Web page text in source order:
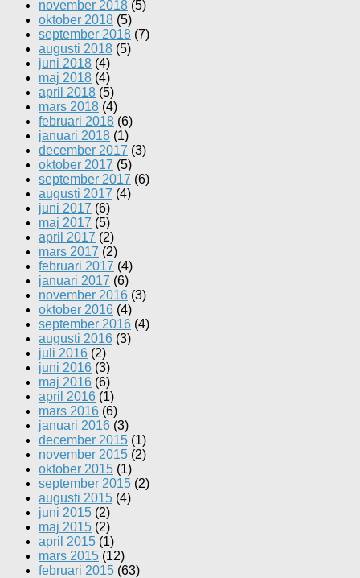
november 2018 (5)
oktober 2018 (5)
september 2018 (7)
augusti 2018 (5)
juni 2018 (4)
maj 2018 (4)
april 2018 (5)
mars 2018 (4)
februari 2018 (6)
januari 2018 (1)
december 2017 (3)
oktober 2017 (5)
september 2017 (6)
augusti 2017 (4)
juni 2017 (6)
maj 2017 (5)
april 2017 (2)
mars 2017 (2)
februari 2017 (4)
januari 2017 (6)
november 2016 (3)
oktober 2016 (4)
september 2016 (4)
augusti 2016 (3)
juli 2016 (2)
juni 2016 (3)
maj 2016 (6)
april 2016 (1)
mars 2016 (6)
januari 2016 (3)
december 2015 (1)
november 2015 (2)
oktober 2015 (1)
september 2015 (2)
augusti 2015 (4)
juni 2015 (2)
maj 2015 (2)
april 2015 (1)
mars 2015 (12)
februari 2015 (63)